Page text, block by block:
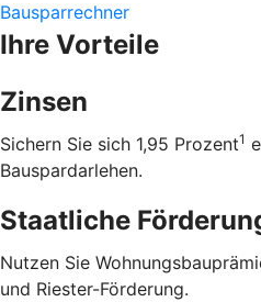
Bausparrechner
Ihre Vorteile
Zinsen
Sichern Sie sich 1,95 Prozent1
Bauspardarlehen.
Staatliche
Nutzen Sie
und Riester-Förderung.